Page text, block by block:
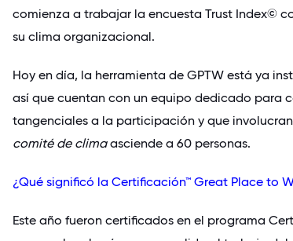
comienza a trabajar la encuesta Trust Index©
su clima organizacional.
Hoy en día, la herramienta de GPTW está ya
así que cuentan con un equipo dedicado para
tangenciales a la participación y que
comité de climaasciende a 60 personas.
¿Qué significó la Certificación™ Great Place to
Este año fueron certificados en el programa